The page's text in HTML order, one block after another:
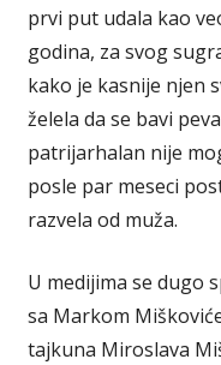
prvi put udala kao
godina, za svog
kako je kasnije njen
želela da se bavi
patrijarhalan nije
posle par meseci
razvela od muža.
U medijima se dugo
sa Markom
tajkuna Miroslava